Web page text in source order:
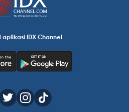
aplikasi IDX Channel